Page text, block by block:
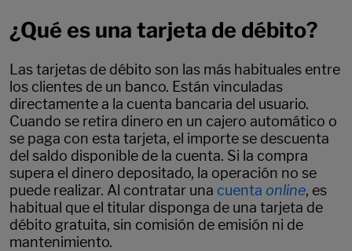
¿Qué es una tarjeta de débito?
Las tarjetas de débito son las más habituales entre
los clientes de un banco. Están vinculadas
directamente a la cuenta bancaria del usuario.
Cuando se retira dinero en un cajero automático o
se paga con esta tarjeta, el importe se descuenta
del saldo disponible de la cuenta. Si la compra
supera el dinero depositado, la operación no se
puede realizar. Al contratar una cuenta online, es
habitual que el titular disponga de una tarjeta de
débito gratuita, sin comisión de emisión ni de
mantenimiento.